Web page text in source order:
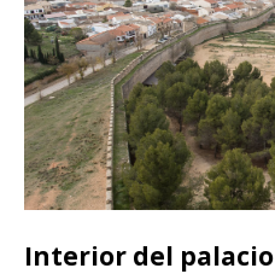
Interior del palacio